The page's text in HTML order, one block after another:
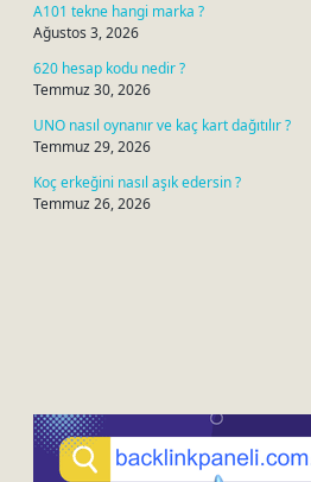
A101 tekne hangi marka ?
Ağustos 3, 2026
620 hesap kodu nedir ?
Temmuz 30, 2026
UNO nasıl oynanır ve kaç kart dağıtılır ?
Temmuz 29, 2026
Koç erkeğini nasıl aşık edersin ?
Temmuz 26, 2026